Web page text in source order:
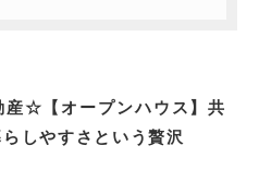
産☆【オープンハウス】共
しやすさという贅沢